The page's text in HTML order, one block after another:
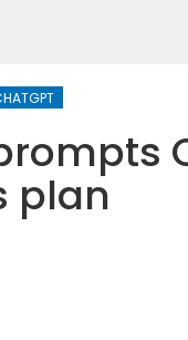
plan